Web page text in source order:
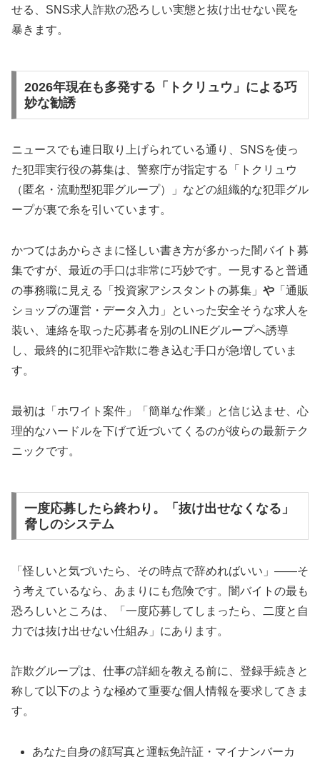
せる、SNS求人詐欺の恐ろしい実態と抜け出せない罠を
暴きます。
2026年現在も多発する「トクリュウ」による巧
妙な勧誘
ニュースでも連日取り上げられている通り、SNSを使っ
た犯罪実行役の募集は、警察庁が指定する「トクリュウ
（匿名・流動型犯罪グループ）」などの組織的な犯罪グル
ープが裏で糸を引いています。
かつてはあからさまに怪しい書き方が多かった闇バイト募
集ですが、最近の手口は非常に巧妙です。一見すると普通
の事務職に見える「投資家アシスタントの募集」 や 「通販
ショップの運営・データ入力」といった安全そうな求人を
装い、連絡を取った応募者を別のLINEグループへ誘導
し、最終的に犯罪や詐欺に巻き込む手口が急増していま
す。
最初は「ホワイト案件」「簡単な作業」と信じ込ませ、心
理的なハードルを下げて近づいてくるのが彼らの最新テク
ニックです。
一度応募したら終わり。「抜け出せなくなる」
脅しのシステム
「怪しいと気づいたら、その時点で辞めればいい」――そ
う考えているなら、あまりにも危険です。闇バイトの最も
恐ろしいところは、「一度応募してしまったら、二度と自
力では抜け出せない仕組み」にあります。
詐欺グループは、仕事の詳細を教える前に、登録手続きと
称して以下のような極めて重要な個人情報を要求してきま
す。
あなた自身の顔写真と運転免許証・マイナンバーカ